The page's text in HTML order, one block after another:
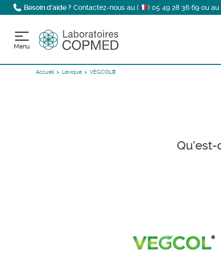
Besoin d’aide ? Contactez-nous au ( ) 05 49 28 36 69 ou au
Menu
Accueil Lexique VEGCOL®
Qu'est-